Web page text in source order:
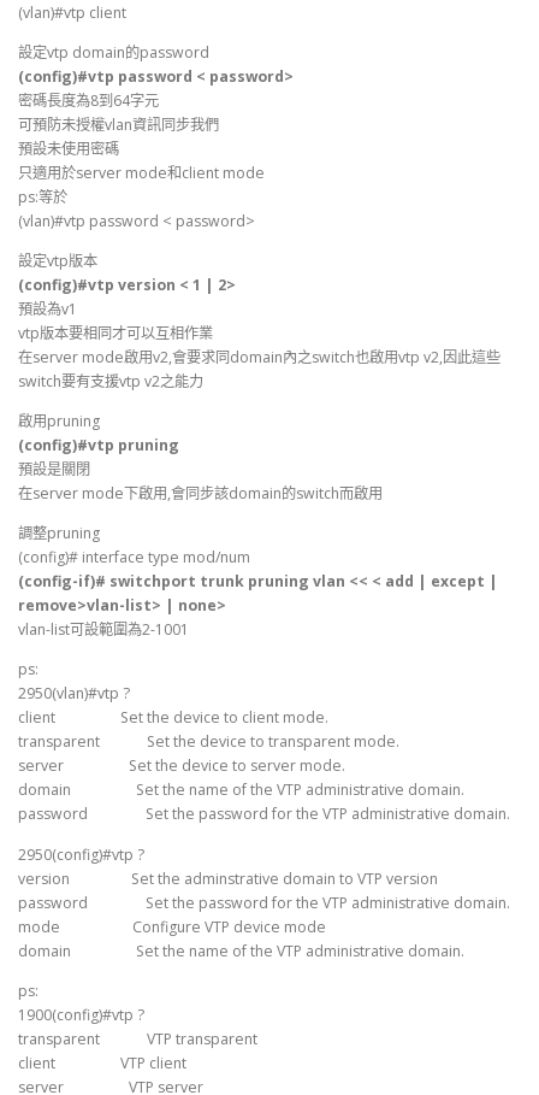
(vlan)#vtp client
設定vtp domain的password
(config)#vtp password < password>
密碼長度為8到64字元
可預防未授權vlan資訊同步我們
預設未使用密碼
只適用於server mode和client mode
ps:等於
(vlan)#vtp password < password>
設定vtp版本
(config)#vtp version < 1 | 2>
預設為v1
vtp版本要相同才可以互相作業
在server mode啟用v2,會要求同domain內之switch也啟用vtp v2,因此這些
switch要有支援vtp v2之能力
啟用pruning
(config)#vtp pruning
預設是關閉
在server mode下啟用,會同步該domain的switch而啟用
調整pruning
(config)# interface type mod/num
(config-if)# switchport trunk pruning vlan << < add | except |
remove>vlan-list> | none>
vlan-list可設範圍為2-1001
ps:
2950(vlan)#vtp ?
client Set the device to client mode.
transparent Set the device to transparent mode.
server Set the device to server mode.
domain Set the name of the VTP administrative domain.
password Set the password for the VTP administrative domain.
2950(config)#vtp ?
version Set the adminstrative domain to VTP version
password Set the password for the VTP administrative domain.
mode Configure VTP device mode
domain Set the name of the VTP administrative domain.
ps:
1900(config)#vtp ?
transparent VTP transparent
client VTP client
server VTP server